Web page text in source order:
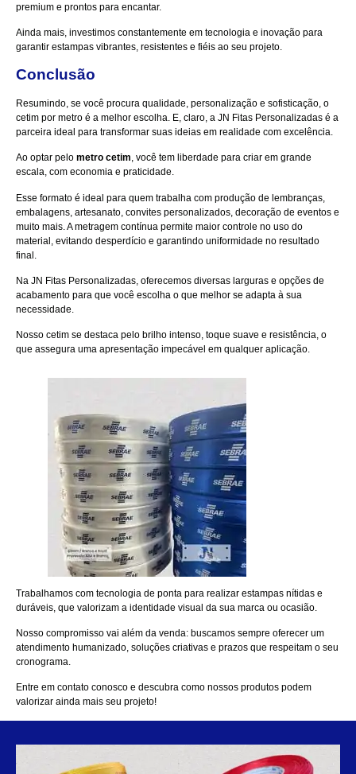
premium e prontos para encantar.
Ainda mais, investimos constantemente em tecnologia e inovação para
garantir estampas vibrantes, resistentes e fiéis ao seu projeto.
Conclusão
Resumindo, se você procura qualidade, personalização e sofisticação, o
cetim por metro é a melhor escolha. E, claro, a JN Fitas Personalizadas é a
parceira ideal para transformar suas ideias em realidade com excelência.
Ao optar pelo metro cetim, você tem liberdade para criar em grande
escala, com economia e praticidade.
Esse formato é ideal para quem trabalha com produção de lembranças,
embalagens, artesanato, convites personalizados, decoração de eventos e
muito mais. A metragem contínua permite maior controle no uso do
material, evitando desperdício e garantindo uniformidade no resultado
final.
Na JN Fitas Personalizadas, oferecemos diversas larguras e opções de
acabamento para que você escolha o que melhor se adapta à sua
necessidade.
Nosso cetim se destaca pelo brilho intenso, toque suave e resistência, o
que assegura uma apresentação impecável em qualquer aplicação.
Trabalhamos com tecnologia de ponta para realizar estampas nítidas e
duráveis, que valorizam a identidade visual da sua marca ou ocasião.
Nosso compromisso vai além da venda: buscamos sempre oferecer um
atendimento humanizado, soluções criativas e prazos que respeitam o seu
cronograma.
Entre em contato conosco e descubra como nossos produtos podem
valorizar ainda mais seu projeto!